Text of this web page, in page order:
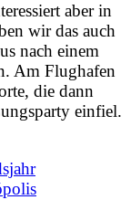
aber in
wir das auch
nach einem
Am Flughafen
die dann
einfiel.